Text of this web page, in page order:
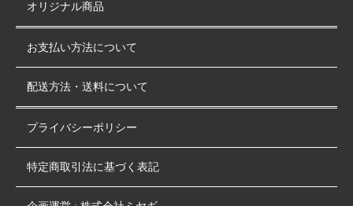
オリジナル商品
お支払い方法について
配送方法・送料について
プライバシーポリシー
特定商取引法に基づく表記